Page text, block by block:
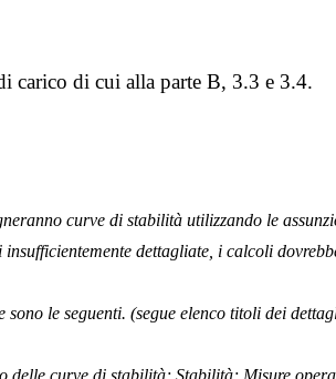
carico di cui alla parte B, 3.3 e 3.4.
curve di stabilità utilizzando le
dettagliate, i calcoli
le seguenti. (segue elenco titoli dei
curve di stabilità; Stabilità; Misure